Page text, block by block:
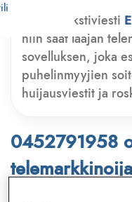
Lähetä tekstiviesti
niin saat laajan
sovelluksen, joka
puhelinmyyjien
huijausviestit ja
0452791958